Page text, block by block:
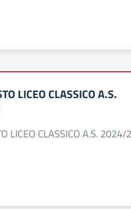
LICEO CLASSICO A.S.
LICEO CLASSICO A.S. 2024/